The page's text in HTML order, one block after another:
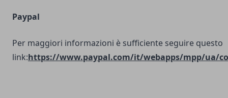
Paypal
Per maggiori informazioni è sufficiente seguire questo
link:https://www.paypal.com/it/webapps/mpp/ua/